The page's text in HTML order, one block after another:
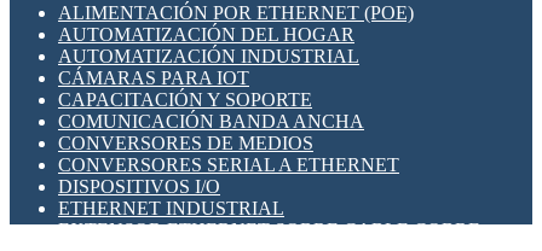
SENSORES INDUCTIVOS
TEMPORIZADORES
VARIACS
VARIADORES DE FRECUENCIA [VDF]
SECCIONADORES - INTERRUPTORES
MAQUINARIA
HERRAMIENTAS VARIAS
ILUMINACIÓN LED
INTERRUPTORES REED
INTERFACES DE RELÉ
OTROS RELÉS
PROTECCIÓN TÉRMICA
RELÉS AUTOMOTRICES
RELÉS DE SEÑAL
RELÉS DE ESTADO SÓLIDO SSR
RELÉS INDUSTRIALES
ALIMENTACIÓN POR ETHERNET (POE)
AUTOMATIZACIÓN DEL HOGAR
AUTOMATIZACIÓN INDUSTRIAL
CÁMARAS PARA IOT
CAPACITACIÓN Y SOPORTE
COMUNICACIÓN BANDA ANCHA
CONVERSORES DE MEDIOS
CONVERSORES SERIAL A ETHERNET
DISPOSITIVOS I/O
ETHERNET INDUSTRIAL
EXTENSOR ETHERNET SOBRE CABLE COBRE